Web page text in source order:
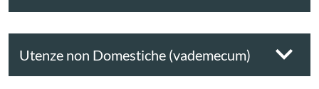
Utenze non Domestiche (vademecum)